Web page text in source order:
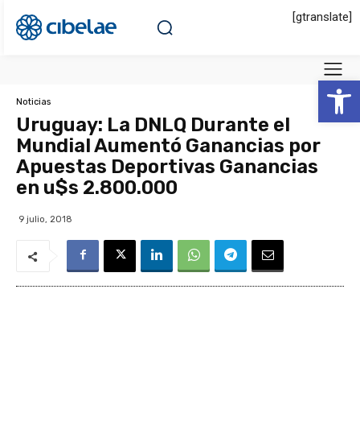
Abrir
[gtranslate]
Noticias
Uruguay: La DNLQ Durante el
Mundial Aumentó Ganancias por
Apuestas Deportivas Ganancias
en u$s 2.800.000
9 julio, 2018